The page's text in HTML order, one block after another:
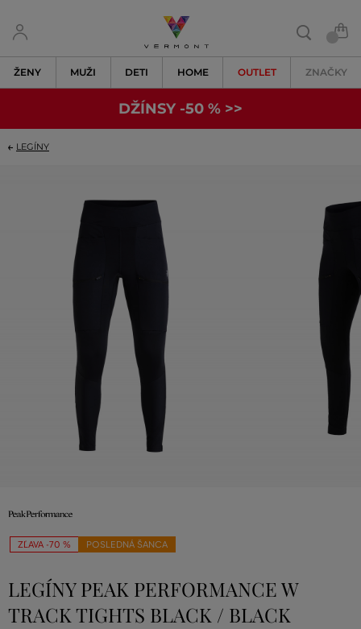
ŽENY MUŽI DETI HOME OUTLET ZNAČKY
DŽÍNSY -50 % >>
LEGÍNY
ZĽAVA -70 % POSLEDNÁ ŠANCA
LEGÍNY PEAK PERFORMANCE W
TRACK TIGHTS BLACK / BLACK